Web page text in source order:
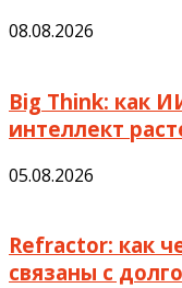
08.08.2026
Big Think: как
интеллект
05.08.2026
Refractor: как
связаны с